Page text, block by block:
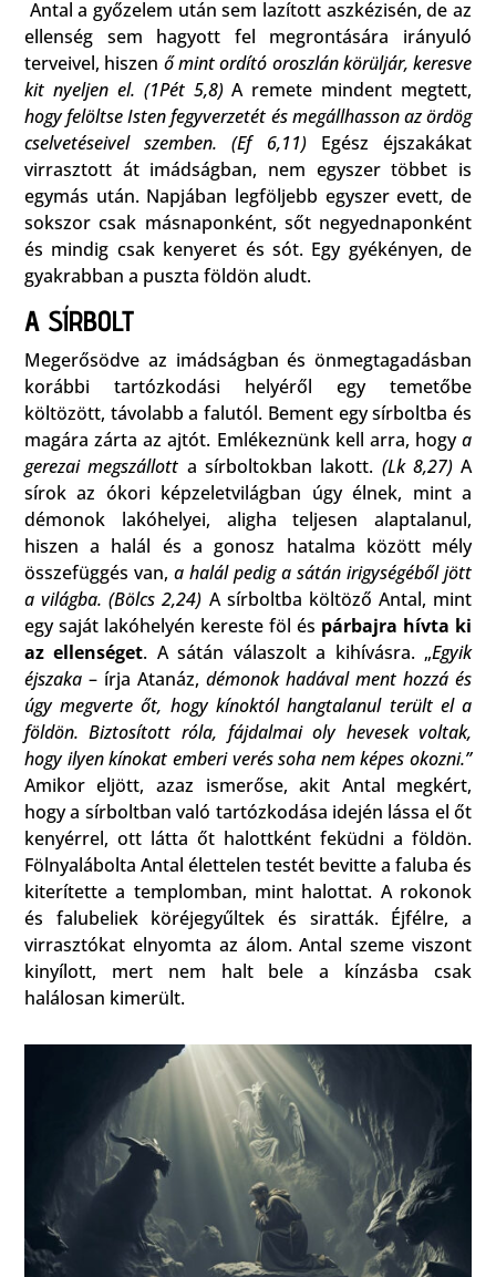
Antal a győzelem után sem lazított aszkézisén, de az
ellenség sem hagyott fel megrontására irányuló
terveivel, hiszen ő mint ordító oroszlán körüljár, keresve
kit nyeljen el. (1Pét 5,8)A remete mindent megtett,
hogy felöltse Isten fegyverzetét és megállhasson az ördög
cselvetéseivel szemben. (Ef 6,11)Egész éjszakákat
virrasztott át imádságban, nem egyszer többet is
egymás után. Napjában legföljebb egyszer evett, de
sokszor csak másnaponként, sőt negyednaponként
és mindig csak kenyeret és sót. Egy gyékényen, de
gyakrabban a puszta földön aludt.
A SÍRBOLT
Megerősödve az imádságban és önmegtagadásban
korábbi tartózkodási helyéről egy temetőbe
költözött, távolabb a falutól. Bement egy sírboltba és
magára zárta az ajtót. Emlékeznünk kell arra, hogya
gerezai megszállott a sírboltokban lakott. (Lk 8,27)A
sírok az ókori képzeletvilágban úgy élnek, mint a
démonok lakóhelyei, aligha teljesen alaptalanul,
hiszen a halál és a gonosz hatalma között mély
összefüggés van, a halál pedig a sátán irigységéből jött
a világba. (Bölcs 2,24) A sírboltba költöző Antal, mint
egy saját lakóhelyén kereste föl és párbajra hívta ki
az ellenséget. A sátán válaszolt a kihívásra. „Egyik
éjszaka– írja Atanáz, démonok hadával ment hozzá és
úgy megverte őt, hogy kínoktól hangtalanul terült el a
földön. Biztosított róla, fájdalmai oly hevesek voltak,
hogy ilyen kínokat emberi verés soha nem képes okozni.”
Amikor eljött, azaz ismerőse, akit Antal megkért,
hogy a sírboltban való tartózkodása idején lássa el őt
kenyérrel, ott látta őt halottként feküdni a földön.
Fölnyalábolta Antal élettelen testét bevitte a faluba és
kiterítette a templomban, mint halottat. A rokonok
és falubeliek köréjegyűltek és siratták. Éjfélre, a
virrasztókat elnyomta az álom. Antal szeme viszont
kinyílott, mert nem halt bele a kínzásba csak
halálosan kimerült.